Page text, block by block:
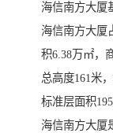
海信南方大厦
海信南方大厦
积6.38万㎡，
总高度161米
标准层面积
海信南方大厦